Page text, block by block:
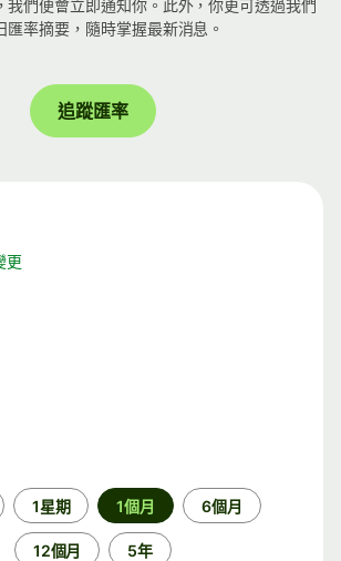
我們便會立即通知你。此外，你更可透過我們
匯率摘要，隨時掌握最新消息。
追蹤匯率
更
1星期 1個月 6個月
12個月 5年